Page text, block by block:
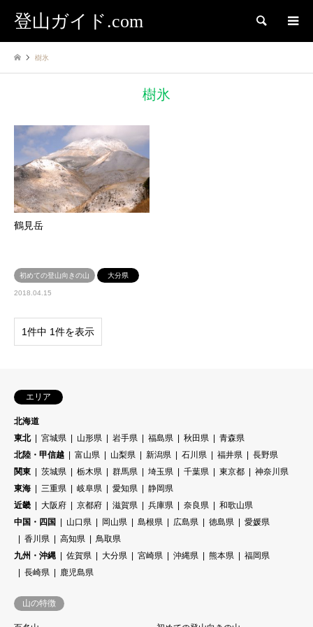
登山ガイド.com 検索
樹氷
樹氷
鶴見岳
初めての登山向きの山 大分県
2018.04.15
1件中 1件を表示
エリア
北海道
東北
宮城県 山形県 岩手県 福島県 秋田県
青森県
北陸・甲信越
富山県 山梨県 新潟県 石川県 福井県
長野県
関東
茨城県 栃木県 群馬県 埼玉県 千葉県 東京都
神奈川県
東海
三重県 岐阜県 愛知県
静岡県
近畿
大阪府 京都府 滋賀県 兵庫県 奈良県
和歌山県
中国・四国
山口県 岡山県 島根県 広島県 徳島県
愛媛県
香川県
高知県
鳥取県
九州・沖縄
佐賀県 大分県 宮崎県 沖縄県 熊本県
福岡県
長崎県
鹿児島県
山の特徴